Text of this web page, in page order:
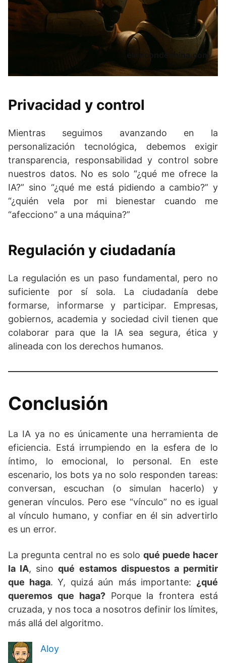
elrincondechina.com
Privacidad y control
Mientras seguimos avanzando en la
personalización tecnológica, debemos exigir
transparencia, responsabilidad y control sobre
nuestros datos. No es solo “¿qué me ofrece la
IA?” sino “¿qué me está pidiendo a cambio?” y
“¿quién vela por mi bienestar cuando me
“afecciono” a una máquina?”
Regulación y ciudadanía
La regulación es un paso fundamental, pero no
suficiente por sí sola. La ciudadanía debe
formarse, informarse y participar. Empresas,
gobiernos, academia y sociedad civil tienen que
colaborar para que la IA sea segura, ética y
alineada con los derechos humanos.
Conclusión
La IA ya no es únicamente una herramienta de
eficiencia. Está irrumpiendo en la esfera de lo
íntimo, lo emocional, lo personal. En este
escenario, los bots ya no solo responden tareas:
conversan, escuchan (o simulan hacerlo) y
generan vínculos. Pero ese “vínculo” no es igual
al vínculo humano, y confiar en él sin advertirlo
es un error.
La pregunta central no es solo qué puede hacer
la IA, sinoqué estamos dispuestos a permitir
que haga. Y, quizá aún más importante: ¿qué
queremos que haga?Porque la frontera está
cruzada, y nos toca a nosotros definir los límites,
más allá del algoritmo.
Aloy